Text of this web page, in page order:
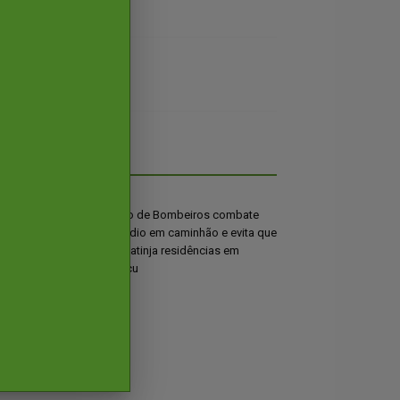
Corpo de Bombeiros combate
incêndio em caminhão e evita que
fogo atinja residências em
Uruaçu